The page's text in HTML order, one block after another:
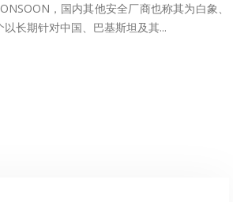
，国内其他安全厂商也称其为白象、
长期针对中国、巴基斯坦及其...